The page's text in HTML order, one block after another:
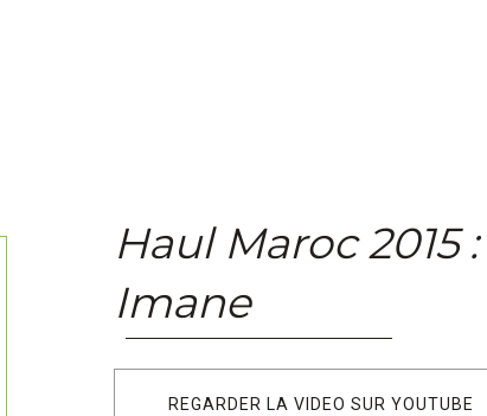
Haul Maroc 2015
Imane
REGARDER LA VIDEO SUR YOUTUBE